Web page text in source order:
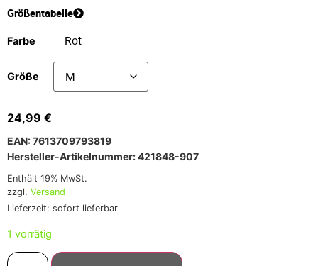
Größentabelle
Farbe
Größe
24,99 €
EAN: 7613709793819
Hersteller-Artikelnummer: 421848-907
Enthält 19% MwSt.
zzgl. Versand
Lieferzeit: sofort lieferbar
1 vorrätig